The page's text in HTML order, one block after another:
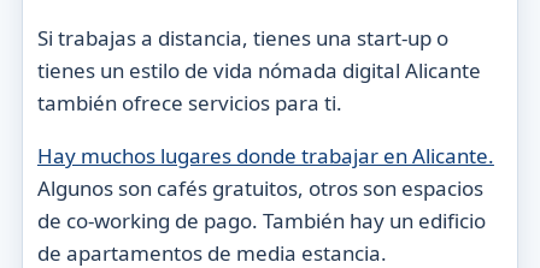
Si trabajas a distancia, tienes una start-up o
tienes un estilo de vida nómada digital Alicante
también ofrece servicios para ti.
Hay muchos lugares donde trabajar en Alicante.
Algunos son cafés gratuitos, otros son espacios
de co-working de pago. También hay un edificio
de apartamentos de media estancia.